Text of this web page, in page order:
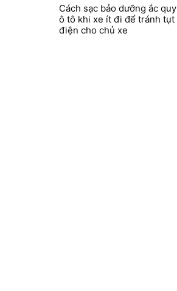
Cách sạc bảo dưỡng ắc quy
ô tô khi xe ít đi để tránh tụt
điện cho chủ xe